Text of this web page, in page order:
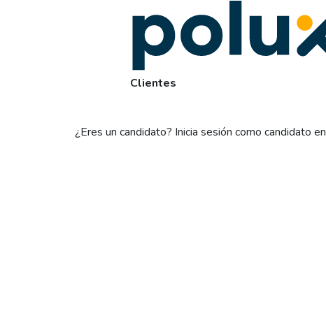
Clientes
¿Eres un candidato? Inicia sesión como candidato en